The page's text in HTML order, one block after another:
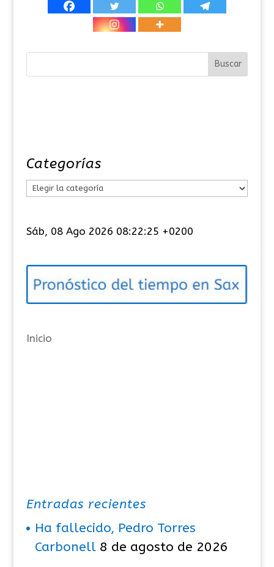
Categorías
e
o
í
s
Sáb, 08 Ago 2026 08:22:25 +0200
Inicio
Entradas recientes
Ha fallecido, Pedro Torres
Carbonell 8 de agosto de 2026